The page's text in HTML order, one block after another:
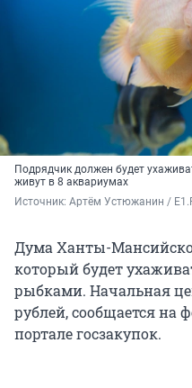
Подрядчик должен будет
живут в 8 аквариумах
Источник: Артём Устюжанин /
Дума Ханты-
который будет
рыбками. Начальная
рублей, сообщается на
портале госзакупок.